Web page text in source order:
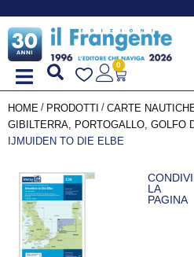
0
HOME / PRODOTTI / CARTE
GIBILTERRA, PORTOGALLO, GOLFO
IJMUIDEN TO DIE ELBE
LA
PAGINA